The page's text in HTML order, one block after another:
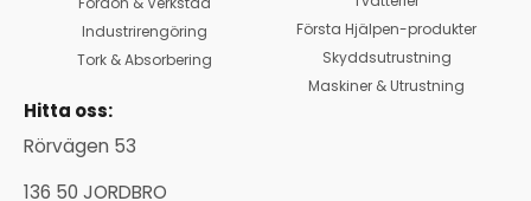
Industrirengöring
Tork & Absorbering
Hitta oss:
Rörvägen 53
136 50 JORDBRO
Första Hjälpen-produkter
Skyddsutrustning
Maskiner & Utrustning